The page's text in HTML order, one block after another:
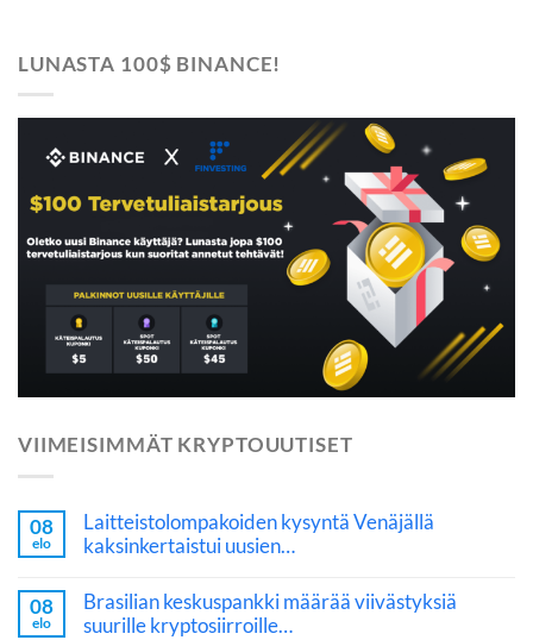
LUNASTA 100$ BINANCE!
VIIMEISIMMÄT KRYPTOUUTISET
08
elo
Laitteistolompakoiden kysyntä Venäjällä
kaksinkertaistui uusien…
08
elo
Brasilian keskuspankki määrää viivästyksiä
suurille kryptosiirroille…